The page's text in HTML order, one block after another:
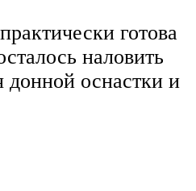
готова
наловить
оснастки и